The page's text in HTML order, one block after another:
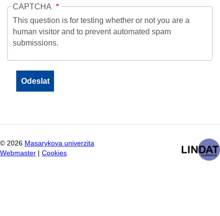
CAPTCHA
This question is for testing whether or not you are a
human visitor and to prevent automated spam
submissions.
© 2026 Masarykova univerzita
Webmaster
Cookies